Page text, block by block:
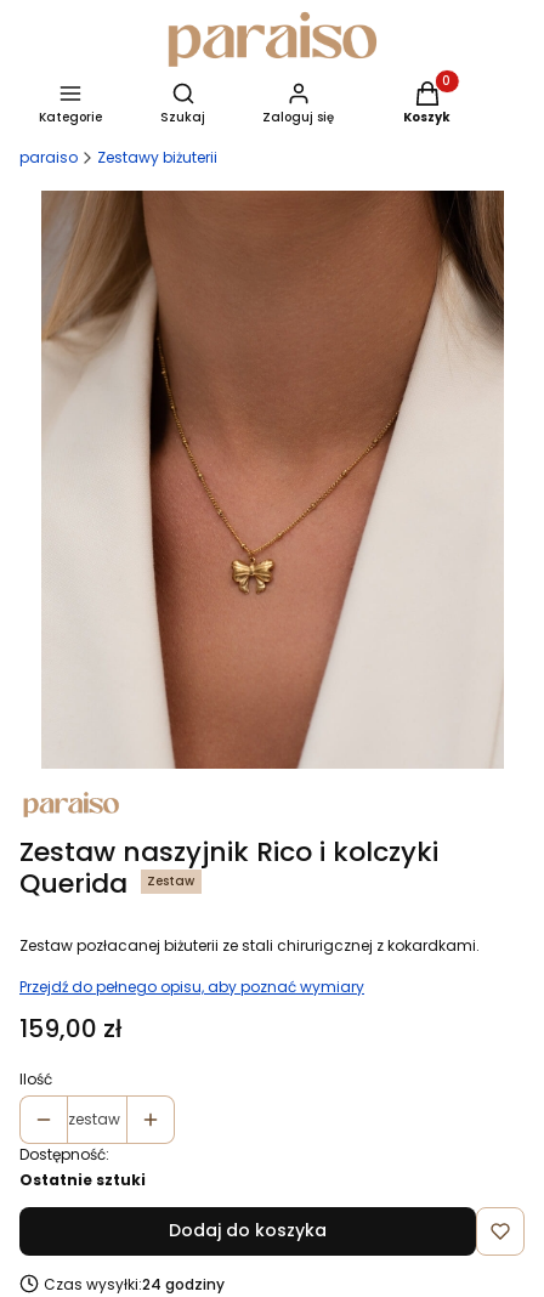
Kategorie
Otwórz wyszukiwarkę
Szukaj Zaloguj się
Produkty w
Koszyk
paraiso Zestawy biżuterii
Zestaw naszyjnik Rico i kolczyki
Querida
Zestaw
Zestaw pozłacanej biżuterii ze stali chirurigcznej z kokardkami.
Przejdź do pełnego opisu, aby poznać wymiary
Cena
159,00 zł
Ilość
zestaw
Dostępność:
Ostatnie sztuki
Dodaj do koszyka
Czas wysyłki:24 godziny